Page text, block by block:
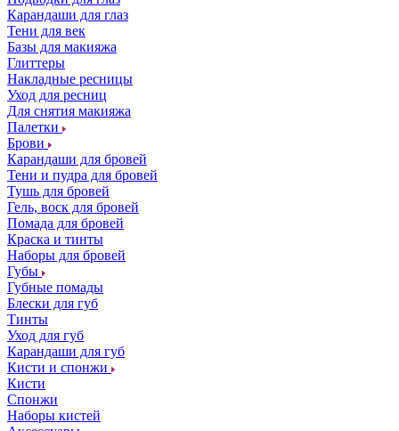
Карандаши для глаз
Тени для век
Базы для макияжа
Глиттеры
Накладные ресницы
Уход для ресниц
Для снятия макияжа
Палетки
Брови
Карандаши для бровей
Тени и пудра для бровей
Тушь для бровей
Гель, воск для бровей
Помада для бровей
Краска и тинты
Наборы для бровей
Губы
Губные помады
Блески для губ
Тинты
Уход для губ
Карандаши для губ
Кисти и спонжи
Кисти
Спонжи
Наборы кистей